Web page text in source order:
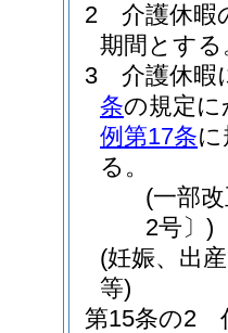
2
介護休暇
期間とする
3
介護休暇
条の規定
例第17条
る。
(一部
2号〕)
(妊娠、出
等)
第15条の2